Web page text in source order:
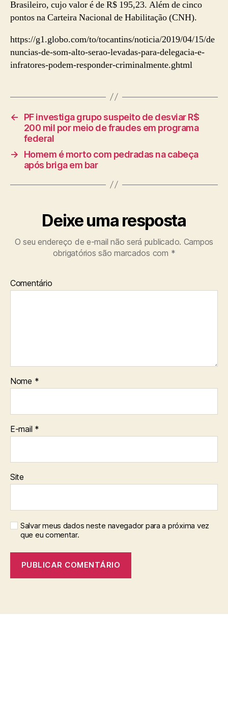
Brasileiro, cujo valor é de R$ 195,23. Além de cinco
pontos na Carteira Nacional de Habilitação (CNH).
https://g1.globo.com/to/tocantins/noticia/2019/04/15/de
nuncias-de-som-alto-serao-levadas-para-delegacia-e-
infratores-podem-responder-criminalmente.ghtml
←
PF investiga grupo suspeito de desviar R$
200 mil por meio de fraudes em programa
federal
→
Homem é morto com pedradas na cabeça
após briga em bar
Deixe uma resposta
O seu endereço de e-mail não será publicado. Campos
obrigatórios são marcados com *
Comentário
Nome *
E-mail *
Site
Salvar meus dados neste navegador para a próxima vez
que eu comentar.